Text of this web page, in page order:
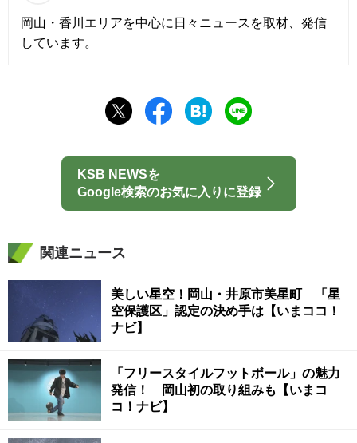
岡山・香川エリアを中心に日々ニュースを取材、発信
しています。
KSB NEWSを
Google検索のお気に入りに登録
関連ニュース
美しい星空！岡山・井原市美星町 「星
空保護区」認定の決め手は【いまココ！
ナビ】
「フリースタイルフットボール」の魅力
発信！ 岡山初の取り組みも【いまコ
コ！ナビ】